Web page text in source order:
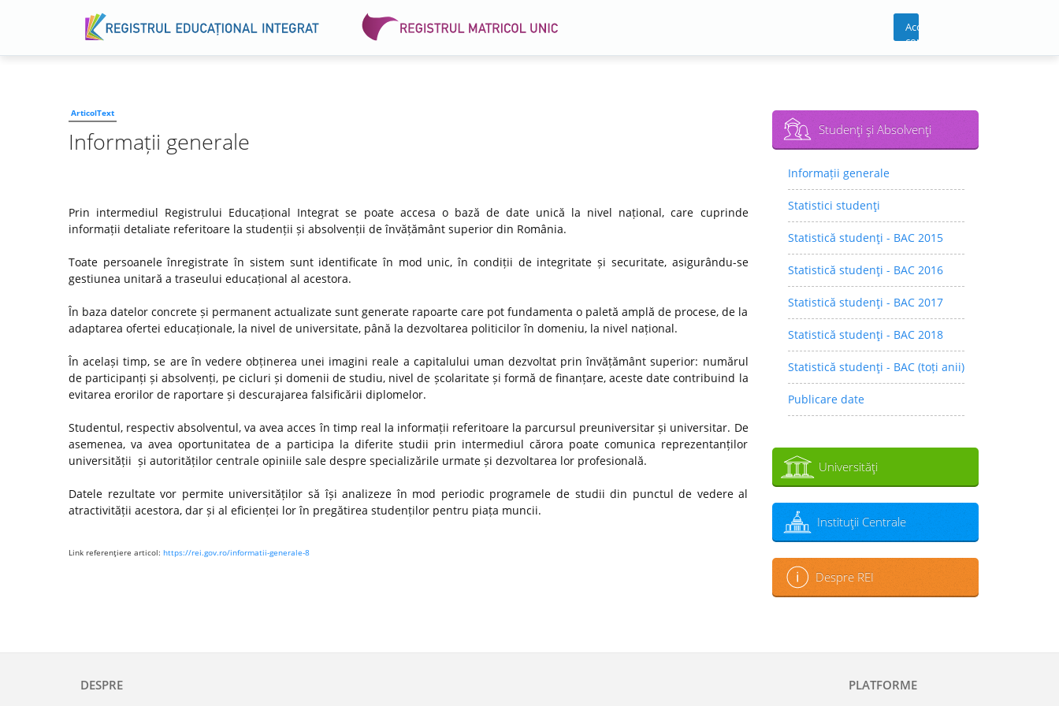
Acces
cont
ArticolText
Informații generale
Prin intermediul Registrului Educațional Integrat se poate accesa o bază de date unică la nivel național, care cuprinde
informații detaliate referitoare la studenții și absolvenții de învățământ superior din România.
Toate persoanele înregistrate în sistem sunt identificate în mod unic, în condiții de integritate și securitate, asigurându-se
gestiunea unitară a traseului educațional al acestora.
În baza datelor concrete și permanent actualizate sunt generate rapoarte care pot fundamenta o paletă amplă de procese, de la
adaptarea ofertei educaționale, la nivel de universitate, până la dezvoltarea politicilor în domeniu, la nivel național.
În același timp, se are în vedere obținerea unei imagini reale a capitalului uman dezvoltat prin învățământ superior: numărul
de participanți și absolvenți, pe cicluri și domenii de studiu, nivel de școlaritate și formă de finanțare, aceste date contribuind la
evitarea erorilor de raportare și descurajarea falsificării diplomelor.
Studentul, respectiv absolventul, va avea acces în timp real la informații referitoare la parcursul preuniversitar și universitar. De
asemenea, va avea oportunitatea de a participa la diferite studii prin intermediul cărora poate comunica reprezentanților
universității și autorităților centrale opiniile sale despre specializările urmate și dezvoltarea lor profesională.
Datele rezultate vor permite universităților să își analizeze în mod periodic programele de studii din punctul de vedere al
atractivității acestora, dar și al eficienței lor în pregătirea studenților pentru piața muncii.
Link referenţiere articol: https://rei.gov.ro/informatii-generale-8
Studenţi şi Absolvenţi
Informații generale
Statistici studenţi
Statistică studenţi - BAC 2015
Statistică studenţi - BAC 2016
Statistică studenţi - BAC 2017
Statistică studenţi - BAC 2018
Statistică studenţi - BAC (toți anii)
Publicare date
Universităţi
Instituţii Centrale
Despre REI
DESPRE PLATFORME